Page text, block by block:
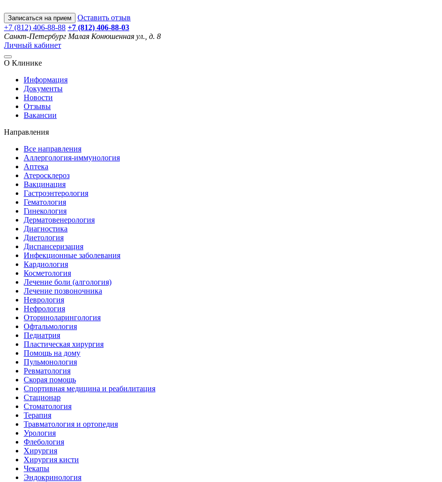
Записаться на прием
Оставить отзыв
+7 (812) 406-88-88 +7 (812) 406-88-03
Санкт-Петербург Малая Конюшенная ул., д. 8
Личный кабинет
О Клинике
Информация
Документы
Новости
Отзывы
Вакансии
Направления
Все направления
Аллергология-иммунология
Аптека
Атеросклероз
Вакцинация
Гастроэнтерология
Гематология
Гинекология
Дерматовенерология
Диагностика
Диетология
Диспансеризация
Инфекционные заболевания
Кардиология
Косметология
Лечение боли (алгология)
Лечение позвоночника
Неврология
Нефрология
Оториноларингология
Офтальмология
Педиатрия
Пластическая хирургия
Помощь на дому
Пульмонология
Ревматология
Скорая помощь
Спортивная медицина и реабилитация
Стационар
Стоматология
Терапия
Травматология и ортопедия
Урология
Флебология
Хирургия
Хирургия кисти
Чекапы
Эндокринология